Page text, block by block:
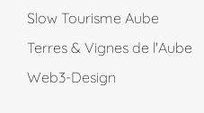
Slow Tourisme Aube
Terres & Vignes de l'Aube
Web3-Design